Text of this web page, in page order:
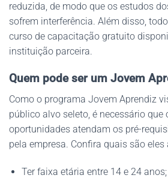
reduzida, de modo que os estudos
sofrem interferência. Além disso,
curso de capacitação gratuito
instituição parceira.
Quem pode ser um Jovem
Como o programa Jovem Aprendiz
público alvo seleto, é necessário que
oportunidades atendam os pré-
pela empresa. Confira quais são eles
Ter faixa etária entre 14 e 24 anos;